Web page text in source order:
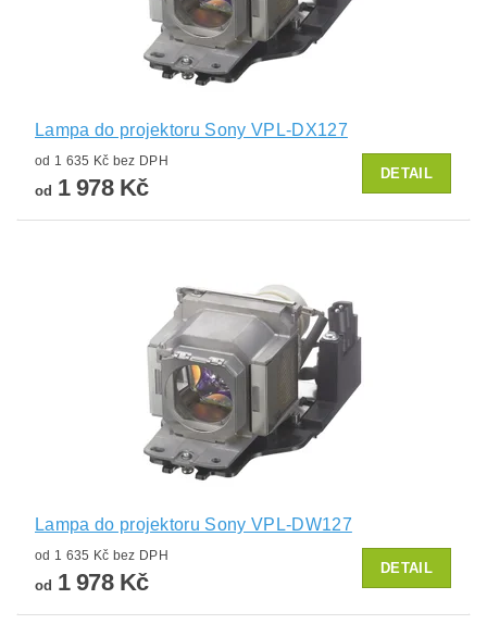
Lampa do projektoru Sony VPL-DX127
od 1 635 Kč bez DPH
od 1 978 Kč
DETAIL
Lampa do projektoru Sony VPL-DW127
od 1 635 Kč bez DPH
od 1 978 Kč
DETAIL